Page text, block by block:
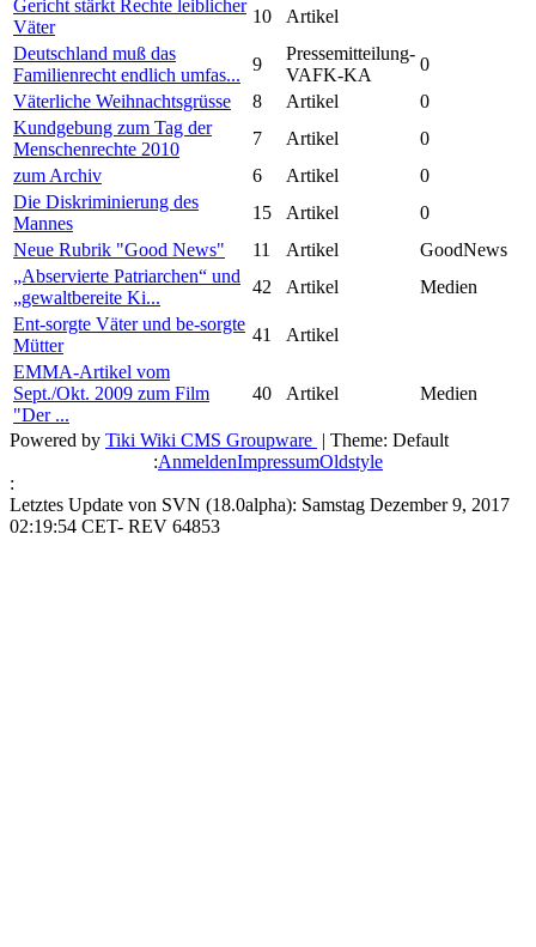
Gericht stärkt Rechte leiblicher
Väter
10
Artikel
Deutschland muß das
Familienrecht endlich umfas...
9
Pressemitteilung-
VAFK-KA
0
Väterliche Weihnachtsgrüsse
8 Artikel
0
Kundgebung zum Tag der
Menschenrechte 2010
7 Artikel
0
zum Archiv
6 Artikel
0
Die Diskriminierung des
Mannes
15 Artikel
0
Neue Rubrik "Good News"
11 Artikel
GoodNews
„Abservierte Patriarchen“ und
„gewaltbereite Ki...
42 Artikel
Medien
Ent-sorgte Väter und be-sorgte
Mütter
41
Artikel
EMMA-Artikel vom
Sept./Okt. 2009 zum Film
"Der ...
40 Artikel Medien
Powered by Tiki Wiki CMS Groupware | Theme: Default
:AnmeldenImpressumOldstyle
:
Letztes Update von SVN (18.0alpha): Samstag Dezember 9, 2017
02:19:54 CET- REV 64853